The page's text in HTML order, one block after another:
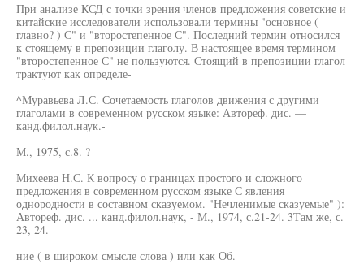
При анализе КСД с точки зрения членов предложения советские и
китайские исследователи использовали термины "основное (
главно? ) С" и "второстепенное С". Последний термин относился
к стоящему в препозиции глаголу. В настоящее время термином
"второстепенное С" не пользуются. Стоящий в препозиции глагол
трактуют как определе-
^Муравьева Л.С. Сочетаемость глаголов движения с другими
глаголами в современном русском языке: Автореф. дис. —
канд.филол.наук.-
М., 1975, с.8. ?
Михеева Н.С. К вопросу о границах простого и сложного
предложения в современном русском языке С явления
однородности в составном сказуемом. "Нечленимые сказуемые" ):
Автореф. дис. ... канд.филол.наук, - М., 1974, с.21-24. 3Там же, с.
23, 24.
ние ( в широком смысле слова ) или как Об.